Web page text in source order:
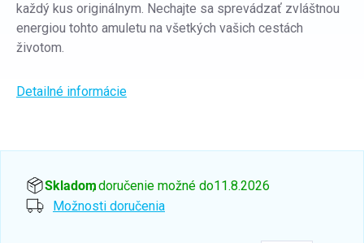
každý kus originálnym. Nechajte sa sprevádzať zvláštnou
energiou tohto amuletu na všetkých vašich cestách
životom.
Detailné informácie
Skladom, doručenie možné do11.8.2026
Možnosti doručenia